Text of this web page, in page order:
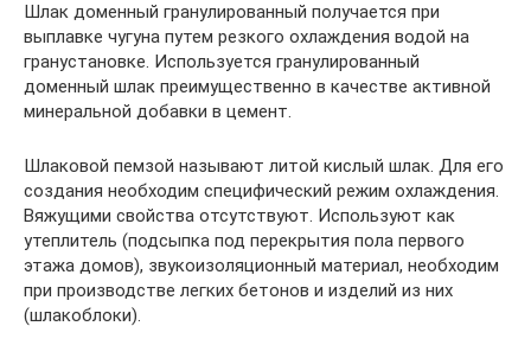
Шлак доменный гранулированный получается при
выплавке чугуна путем резкого охлаждения водой на
гранустановке. Используется гранулированный
доменный шлак преимущественно в качестве активной
минеральной добавки в цемент.
Шлаковой пемзой называют литой кислый шлак. Для его
создания необходим специфический режим охлаждения.
Вяжущими свойства отсутствуют. Используют как
утеплитель (подсыпка под перекрытия пола первого
этажа домов), звукоизоляционный материал, необходим
при производстве легких бетонов и изделий из них
(шлакоблоки).